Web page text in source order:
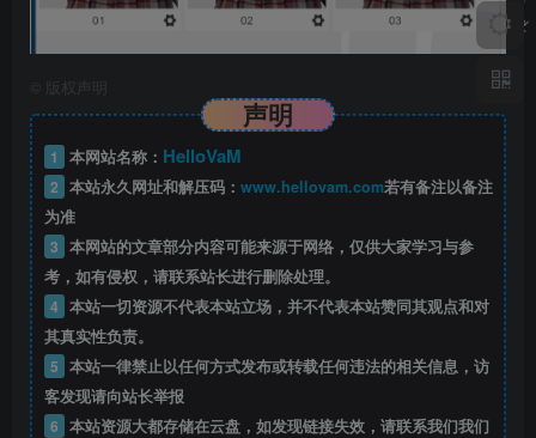
版权声明
声明
1 本网站名称： HelloVaM
2 本站永久网址和解压码： www.hellovam.com若有备注以备注
为准
3 本网站的文章部分内容可能来源于网络，仅供大家学习与参
考，如有侵权，请联系站长进行删除处理。
4 本站一切资源不代表本站立场，并不代表本站赞同其观点和对
其真实性负责。
5 本站一律禁止以任何方式发布或转载任何违法的相关信息，访
客发现请向站长举报
6 本站资源大都存储在云盘，如发现链接失效，请联系我们我们